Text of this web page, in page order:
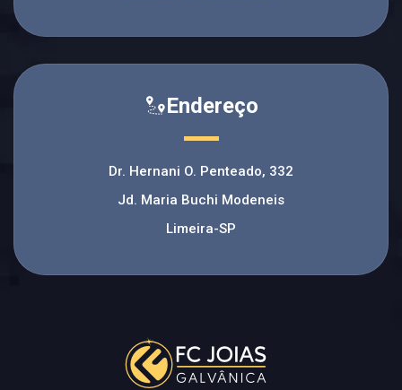
Endereço
Dr. Hernani O. Penteado, 332
Jd. Maria Buchi Modeneis
Limeira-SP